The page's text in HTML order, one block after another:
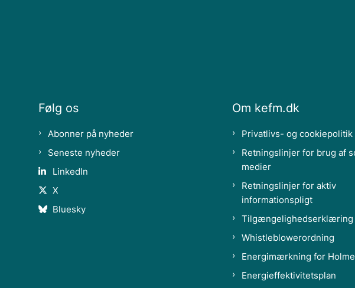
Følg os
Abonner på nyheder
Seneste nyheder
LinkedIn
X
Bluesky
Om kefm.dk
Privatlivs- og cookiepolitik
Retningslinjer for brug af
medier
Retningslinjer for aktiv
informationspligt
Tilgængelighedserklæring
Whistleblowerordning
Energimærkning for
Energieffektivitetsplan